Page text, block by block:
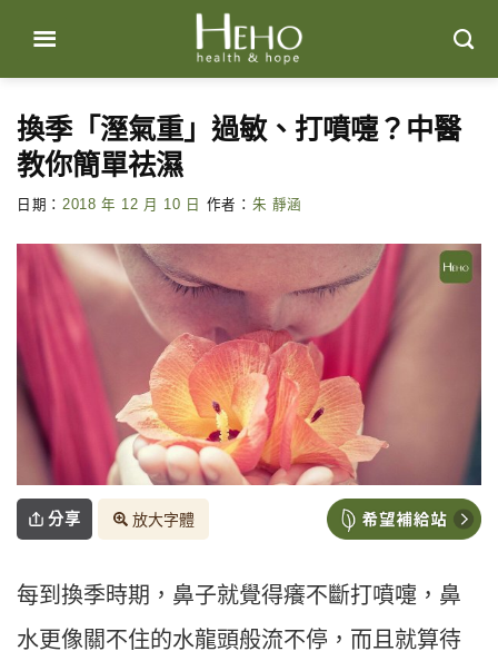
content
換季「溼氣重」過敏、打噴嚏？中醫
教你簡單祛濕
日期： 2018 年 12 月 10 日 作者： 朱 靜涵
分享 放大字體
每到換季時期，鼻子就覺得癢不斷打噴嚏，鼻
水更像關不住的水龍頭般流不停，而且就算待